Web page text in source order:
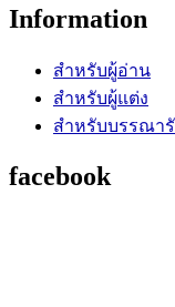
Information
สำหรับผู้อ่าน
สำหรับผู้แต่ง
สำหรับบรรณา
facebook